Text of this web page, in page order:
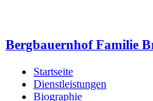
Bergbauernhof Familie
Startseite
Dienstleistungen
Biographie